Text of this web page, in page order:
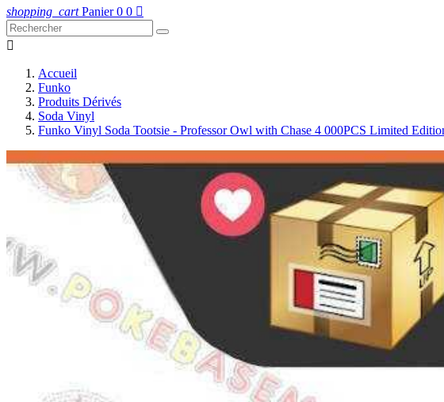
shopping_cart Panier 0 0 

Accueil
Funko
Produits Dérivés
Soda Vinyl
Funko Vinyl Soda Tootsie - Professor Owl with Chase 4 000PCS Limited